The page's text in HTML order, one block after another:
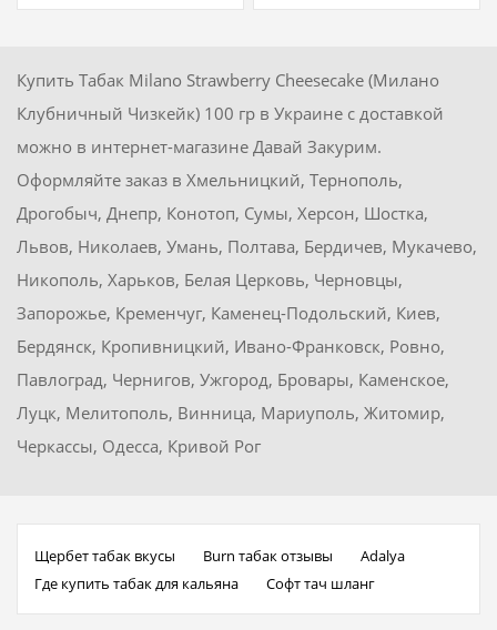
Купить Табак Milano Strawberry Cheesecake (Милано
Клубничный Чизкейк) 100 гр в Украине с доставкой
можно в интернет-магазине Давай Закурим.
Оформляйте заказ в Хмельницкий, Тернополь,
Дрогобыч, Днепр, Конотоп, Сумы, Херсон, Шостка,
Львов, Николаев, Умань, Полтава, Бердичев, Мукачево,
Никополь, Харьков, Белая Церковь, Черновцы,
Запорожье, Кременчуг, Каменец-Подольский, Киев,
Бердянск, Кропивницкий, Ивано-Франковск, Ровно,
Павлоград, Чернигов, Ужгород, Бровары, Каменское,
Луцк, Мелитополь, Винница, Мариуполь, Житомир,
Черкассы, Одесса, Кривой Рог
Щербет табак вкусы Burn табак отзывы
Adalya
Где купить табак для кальяна
Софт тач шланг